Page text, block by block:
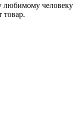
любимому человеку
товар.